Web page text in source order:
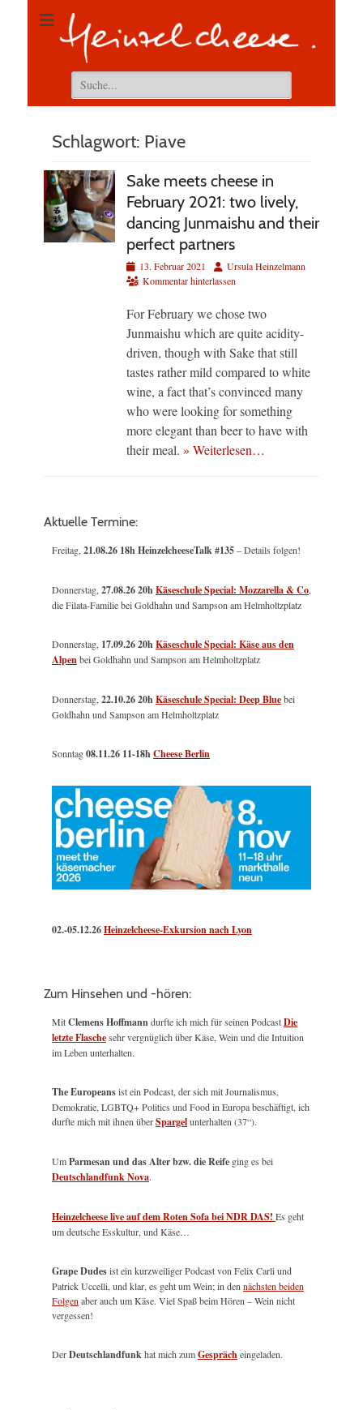
Suchen
nach:
Schlagwort: Piave
Sake meets cheese in
February 2021: two lively,
dancing Junmaishu and their
perfect partners
Veröffentlicht
am
13. Februar 2021 AutorUrsula Heinzelmann
Kommentar hinterlassen
For February we chose two
Junmaishu which are quite acidity-
driven, though with Sake that still
tastes rather mild compared to white
wine, a fact that’s convinced many
who were looking for something
more elegant than beer to have with
their meal. » Weiterlesen…
Aktuelle Termine:
Freitag,21.08.26 18h HeinzelcheeseTalk #135– Details folgen!
Donnerstag,27.08.26 20hKäseschule Special: Mozzarella & Co,
die Filata-Familie bei Goldhahn und Sampson am Helmholtzplatz
Donnerstag, 17.09.26 20hKäseschule Special: Käse aus den
Alpenbei Goldhahn und Sampson am Helmholtzplatz
Donnerstag,22.10.26 20hKäseschule Special: Deep Bluebei
Goldhahn und Sampson am Helmholtzplatz
Sonntag08.11.26 11-18hCheese Berlin
02.-05.12.26Heinzelcheese-Exkursion nach Lyon
Zum Hinsehen und -hören:
MitClemens Hoffmanndurfte ich mich für seinen PodcastDie
letzte Flaschesehr vergnüglich über Käse, Wein und die Intuition
im Leben unterhalten.
The Europeansist ein Podcast, der sich mit Journalismus,
Demokratie, LGBTQ+ Politics und Food in Europa beschäftigt, ich
durfte mich mit ihnen überSpargelunterhalten (37“).
UmParmesan und das Alter bzw. die Reife ging es bei
Deutschlandfunk Nova.
Heinzelcheese live auf dem Roten Sofa bei NDR DAS! Es geht
um deutsche Esskultur, und Käse…
Grape Dudesist ein kurzweiliger Podcast von Felix Carli und
Patrick Uccelli, und klar, es geht um Wein; in den nächsten beiden
Folgen aber auch um Käse. Viel Spaß beim Hören – Wein nicht
vergessen!
DerDeutschlandfunkhat mich zumGesprächeingeladen.